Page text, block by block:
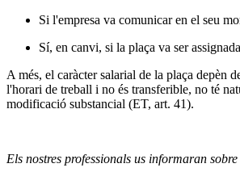
Si l'empresa va comunicar en el seu
Sí, en canvi, si la plaça va ser
A més, el caràcter salarial de la plaça depèn
l'horari de treball i no és transferible, no té
modificació substancial (ET, art. 41).
Els nostres professionals us informaran